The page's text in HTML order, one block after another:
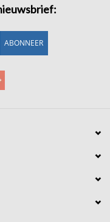
ABONNEER